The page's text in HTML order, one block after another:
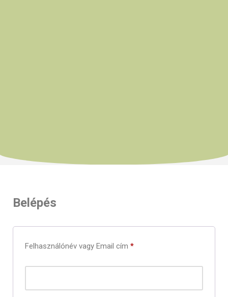
Belépés
Felhasználónév vagy Email cím *